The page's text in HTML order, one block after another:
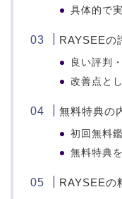
具体的で
RAYSEEの
良い評判
改善点と
無料特典の
初回無料
無料特典
RAYSEEの